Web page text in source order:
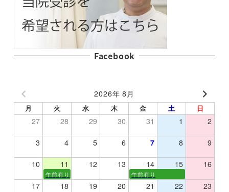
Facebook
2026年 8月
月 火 水 木 金 土 日
27 28 29 30 31 1 2
3 4 5 6 7 8 9
10 11 12 13 14 15 16
午前有り 午前有り
17 18 19 20 21 22 23